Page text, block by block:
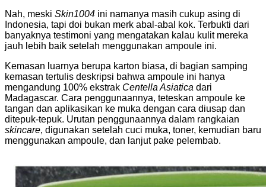
Nah, meski Skin1004 ini namanya masih cukup asing di
Indonesia, tapi doi bukan merk abal-abal kok. Terbukti dari
banyaknya testimoni yang mengatakan kalau kulit mereka
jauh lebih baik setelah menggunakan ampoule ini.
Kemasan luarnya berupa karton biasa, di bagian samping
kemasan tertulis deskripsi bahwa ampoule ini hanya
mengandung 100% ekstrak Centella Asiatica dari
Madagascar. Cara penggunaannya, teteskan ampoule ke
tangan dan aplikasikan ke muka dengan cara diusap dan
ditepuk-tepuk. Urutan penggunaannya dalam rangkaian
skincare, digunakan setelah cuci muka, toner, kemudian baru
menggunakan ampoule, dan lanjut pake pelembab.